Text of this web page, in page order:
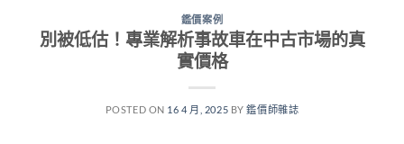
鑑價案例
別被低估！專業解析事故車在中古市場的真
實價格
POSTED ON 16 4 月, 2025 BY鑑價師雜誌